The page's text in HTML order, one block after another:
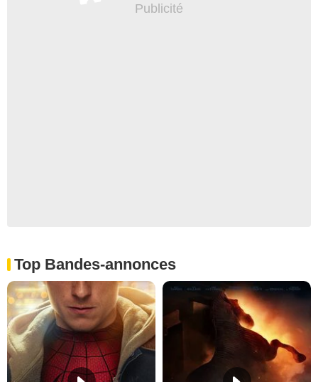
Top Bandes-annonces